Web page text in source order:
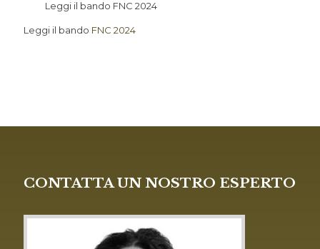
Leggi il bando FNC 2024
Leggi il bando FNC 2024
CONTATTA UN NOSTRO ESPERTO